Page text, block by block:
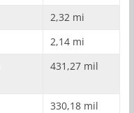
2,32 mi
2,14 mi
431,27 mil
330,18 mil